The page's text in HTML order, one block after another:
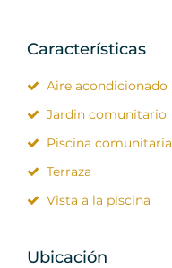
Características
Aire acondicionado
Jardin comunitario
Piscina comunitaria
Terraza
Vista a la piscina
Ubicación